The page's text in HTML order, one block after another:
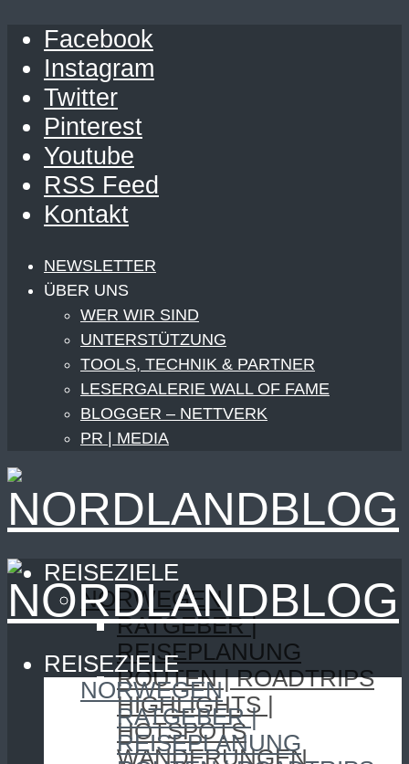
Facebook
Instagram
Twitter
Pinterest
Youtube
RSS Feed
Kontakt
NEWSLETTER
ÜBER UNS
WER WIR SIND
UNTERSTÜTZUNG
TOOLS, TECHNIK & PARTNER
LESERGALERIE WALL OF FAME
BLOGGER – NETTVERK
PR | MEDIA
REISEZIELE
NORWEGEN
RATGEBER |
REISEPLANUNG
ROUTEN | ROADTRIPS
HIGHLIGHTS |
HOTSPOTS
WANDERUNGEN
REISEZIELE
NORWEGEN
RATGEBER |
REISEPLANUNG